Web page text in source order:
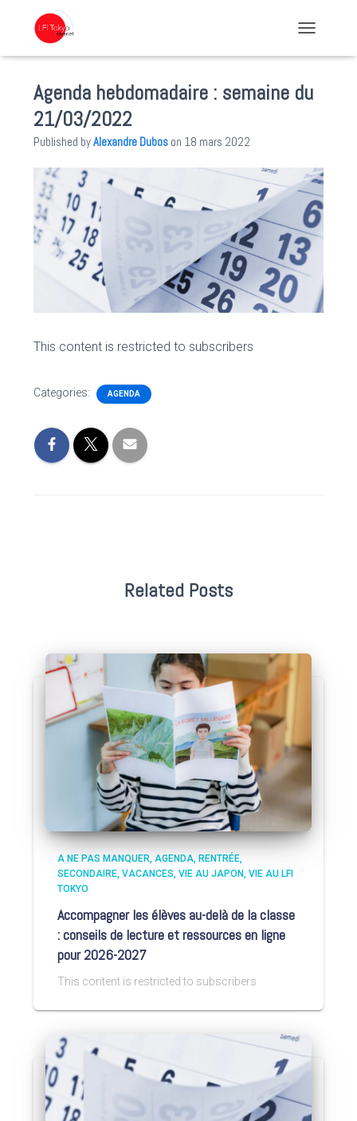
Agenda hebdomadaire : semaine du
21/03/2022
Published byAlexandre Dubos on 18 mars 2022
This content is restricted to subscribers
Categories: AGENDA
Related Posts
A NE PAS MANQUER AGENDA RENTRÉE
SECONDAIRE VACANCES VIE AU JAPON VIE AU LFI
TOKYO
Accompagner les élèves au-delà de la classe
: conseils de lecture et ressources en ligne
pour 2026-2027
This content is restricted to subscribers